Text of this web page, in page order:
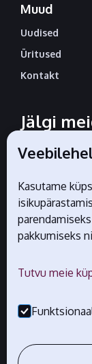
Muud
Uudised
Üritused
Kontakt
Jälgi
Kasutame
pakkumiseks
Tutvu meie